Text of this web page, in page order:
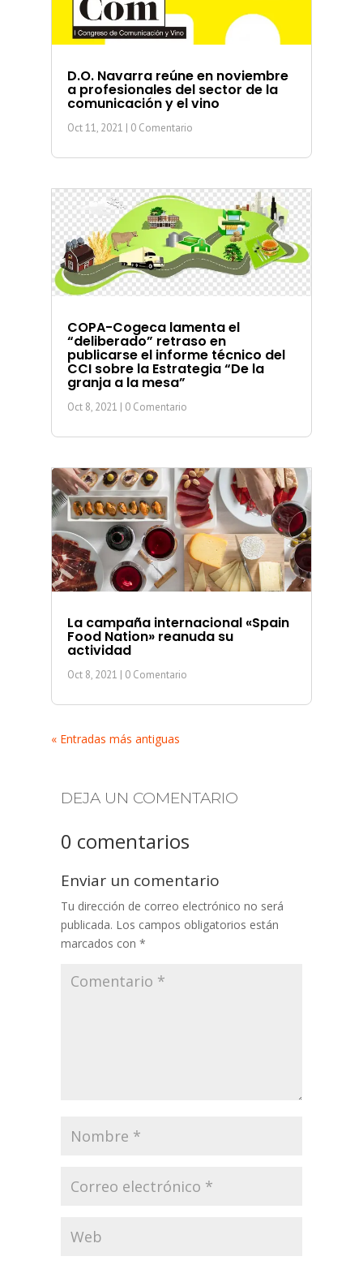
D.O. Navarra reúne en noviembre
a profesionales del sector de la
comunicación y el vino
Oct 11, 2021 | 0 Comentario
COPA-Cogeca lamenta el
“deliberado” retraso en
publicarse el informe técnico del
CCI sobre la Estrategia “De la
granja a la mesa”
Oct 8, 2021 | 0 Comentario
La campaña internacional «Spain
Food Nation» reanuda su
actividad
Oct 8, 2021 | 0 Comentario
« Entradas más antiguas
DEJA UN COMENTARIO
0 comentarios
Enviar un comentario
Tu dirección de correo electrónico no será
publicada. Los campos obligatorios están
marcados con *